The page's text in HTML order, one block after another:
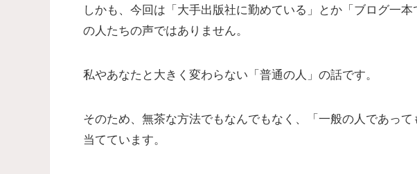
しかも、今回は「大手出版社に勤めている」とか「ブログ一
の人たちの声ではありません。
私やあなたと大きく変わらない「普通の人」の話です。
そのため、無茶な方法でもなんでもなく、「一般の人であっ
当てています。